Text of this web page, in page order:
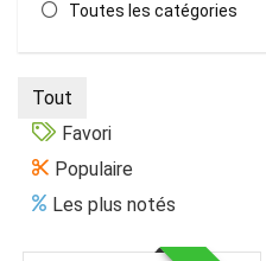
Toutes les catégories
Tout
Favori
Populaire
Les plus notés